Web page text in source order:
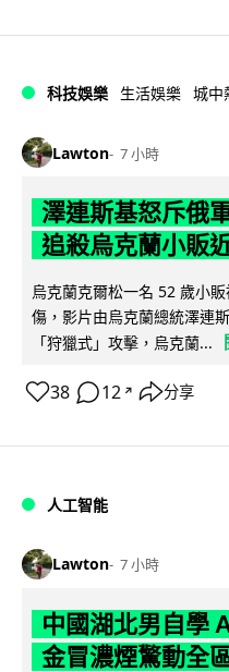
科技娛樂 生活娛樂 城中
Lawton 7 小時
澤連斯基怒斥俄
追殺烏克蘭小販
烏克蘭克爾松一名 52 歲小
傷，影片由烏克蘭總統澤連
「狩獵式」攻擊，烏克蘭...
38 12 ↗ 分享
人工智能
Lawton 7 小時
中國湖北男自學
金冒濃煙驚動全